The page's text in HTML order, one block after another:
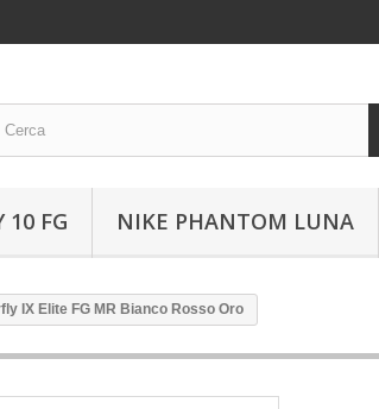
10 FG NIKE PHANTOM LUNA
IX Elite FG MR Bianco Rosso Oro